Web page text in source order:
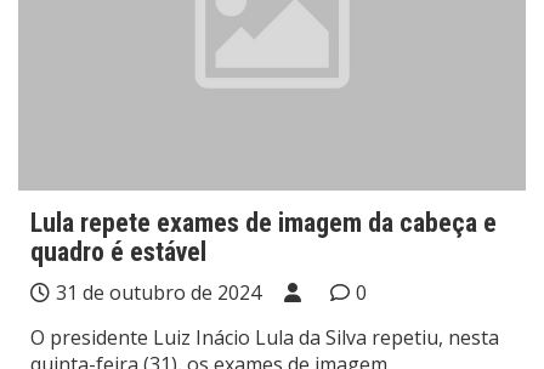
Lula repete exames de imagem da cabeça e
quadro é estável
31 de outubro de 2024
0
O presidente Luiz Inácio Lula da Silva repetiu, nesta